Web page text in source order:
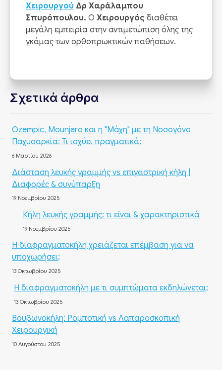
Χειρουργού Δρ Χαράλαμπου
Σπυρόπουλου. Ο Χειρουργός διαθέτει
μεγάλη εμπειρία στην αντιμετώπιση όλης της
γκάμας των ορθοπρωκτικών παθήσεων.
Σχετικά άρθρα
Ozempic, Mounjaro και η "Μάχη" με τη Νοσογόνο
Παχυσαρκία: Τι ισχύει πραγματικά;
6 Μαρτίου 2026
Διάσταση λευκής γραμμής vs επιγαστρική κήλη |
Διαφορές & συνύπαρξη
19 Νοεμβρίου 2025
Κήλη λευκής γραμμής: τι είναι & χαρακτηριστικά
19 Νοεμβρίου 2025
Η διαφραγματοκήλη χρειάζεται επέμβαση για να
υποχωρήσει;
13 Οκτωβρίου 2025
Η διαφραγματοκήλη με τι συμπτώματα εκδηλώνεται;
13 Οκτωβρίου 2025
Βουβωνοκήλη: Ρομποτική vs Λαπαροσκοπική
Χειρουργική
10 Αυγούστου 2025